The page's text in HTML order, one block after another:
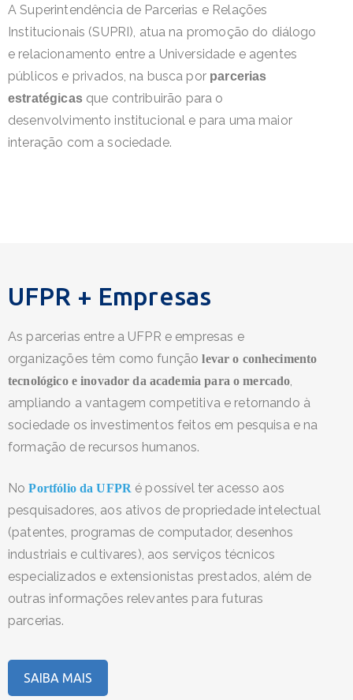
A Superintendência de Parcerias e Relações
Institucionais (SUPRI), atua na promoção do diálogo
e relacionamento entre a Universidade e agentes
públicos e privados, na busca por parcerias
estratégicasque contribuirão para o
desenvolvimento institucional e para uma maior
interação com a sociedade.
UFPR + Empresas
As parcerias entre a UFPR e empresas e
organizações têm como função levar o conhecimento
tecnológico e inovador da academia para o mercado
ampliando a vantagem competitiva e retornando à
sociedade os investimentos feitos em pesquisa e na
formação de recursos humanos.
NoPortfólio da UFPR é possível ter acesso aos
pesquisadores, aos ativos de propriedade intelectual
(patentes, programas de computador, desenhos
industriais e cultivares), aos serviços técnicos
especializados e extensionistas prestados, além de
outras informações relevantes para futuras
parcerias.
SAIBA MAIS